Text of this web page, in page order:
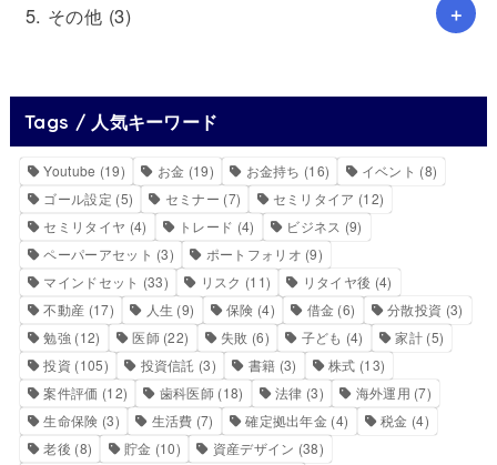
5. その他 (3)
Tags / 人気キーワード
Youtube (19) お金 (19) お金持ち (16) イベント (8)
ゴール設定 (5) セミナー (7) セミリタイア (12)
セミリタイヤ (4) トレード (4) ビジネス (9)
ペーパーアセット (3) ポートフォリオ (9)
マインドセット (33) リスク (11) リタイヤ後 (4)
不動産 (17) 人生 (9) 保険 (4) 借金 (6) 分散投資 (3)
勉強 (12) 医師(22) 失敗 (6) 子ども (4) 家計(5)
投資 (105) 投資信託 (3) 書籍 (3) 株式 (13)
案件評価 (12) 歯科医師 (18) 法律 (3) 海外運用 (7)
生命保険 (3) 生活費 (7) 確定拠出年金 (4) 税金 (4)
老後 (8) 貯金 (10) 資産デザイン (38)